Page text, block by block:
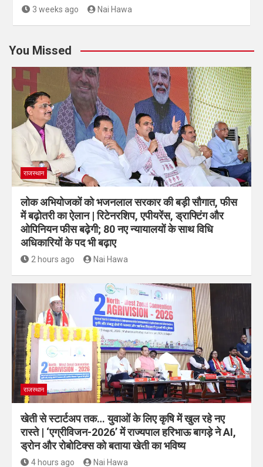
3 weeks ago Nai Hawa
You Missed
राजस्थान
लोक अभियोजकों को भजनलाल सरकार की बड़ी सौगात, फीस
में बढ़ोतरी का ऐलान | रिटेनरशिप, एपीयरेंस, ड्राफ्टिंग और
ओपिनियन फीस बढ़ेगी; 80 नए न्यायालयों के साथ विधि
अधिकारियों के पद भी बढ़ाए
2 hours ago Nai Hawa
राजस्थान
खेती से स्टार्टअप तक… युवाओं के लिए कृषि में खुल रहे नए
रास्ते | ‘एग्रीविजन-2026’ में राज्यपाल हरिभाऊ बागड़े ने AI,
ड्रोन और रोबोटिक्स को बताया खेती का भविष्य
4 hours ago Nai Hawa